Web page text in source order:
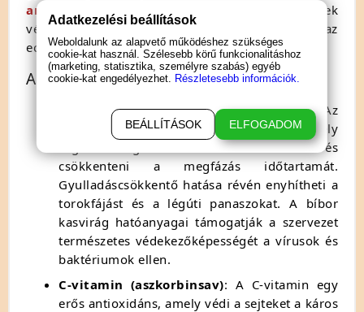
antioxidáns
tulajdonságai révén segíti a sejtek
védelmét az oxidatív stressz ellen, így fokozza az
echinacea hatékonyságát.
Az összetevők jótékony hatásai
Echinacea (bíbor kasvirág-kivonat): Az
echinacea a természet ajándéka, amely
segíthet megerősíteni az immunrendszert és
csökkenteni a megfázás időtartamát.
Gyulladáscsökkentő hatása révén enyhítheti a
torokfájást és a légúti panaszokat. A bíbor
kasvirág hatóanyagai támogatják a szervezet
természetes védekezőképességét a vírusok és
baktériumok ellen.
C-vitamin (aszkorbinsav): A C-vitamin egy
erős antioxidáns, amely védi a sejteket a káros
Adatkezelési beállítások
Weboldalunk az alapvető működéshez szükséges
cookie-kat használ. Szélesebb körű funkcionalitáshoz
(marketing, statisztika, személyre szabás) egyéb
cookie-kat engedélyezhet. Részletesebb információk.
BEÁLLÍTÁSOK ELFOGADOM